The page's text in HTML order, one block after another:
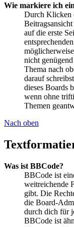
Wie markiere ich
Durch Klicken
auf die erste
nicht
Thema nach
darauf
dieses Boards
wenn ohne
Themen
Nach oben
Was ist BBCode?
BBCode ist
weitreichende
gibt. Die
die Board-
durch dich für
BBCode ist